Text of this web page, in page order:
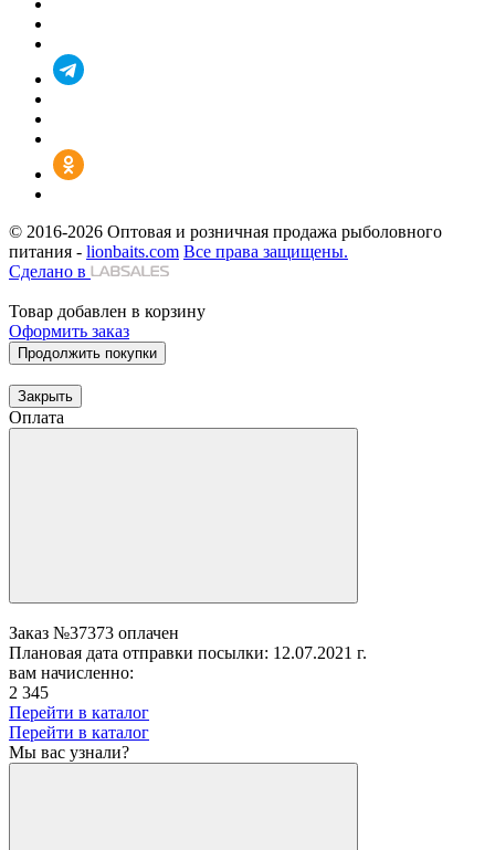
© 2016-2026 Оптовая и розничная продажа рыболовного
питания - lionbaits.com Все права защищены.
Сделано в
Товар добавлен в корзину
Оформить заказ
Продолжить покупки
Закрыть
Оплата
Заказ №37373 оплачен
Плановая дата отправки посылки: 12.07.2021 г.
вам начисленно:
2 345
Перейти в каталог
Перейти в каталог
Мы вас узнали?